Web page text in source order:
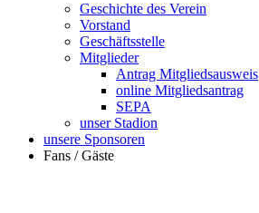
Geschichte des Verein
Vorstand
Geschäftsstelle
Mitglieder
Antrag Mitgliedsausweis
online Mitgliedsantrag
SEPA
unser Stadion
unsere Sponsoren
Fans / Gäste